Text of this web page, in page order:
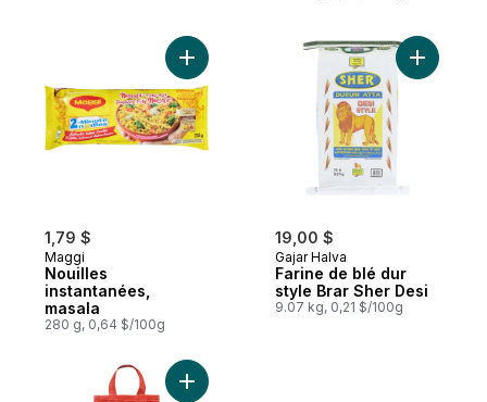
1,79 $
Maggi
Nouilles
instantanées,
masala
280 g, 0,64 $/100g
Ajouter Nouilles instantanées, masala au
19,00 $
Gajar Halva
Farine de blé dur
style Brar Sher Desi
9.07 kg, 0,21 $/100g
Ajouter
Ajouter Riz sona masoori au panier